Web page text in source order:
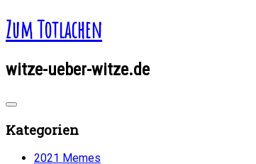
Zum Totlachen
witze-ueber-witze.de
Kategorien
2021 Memes